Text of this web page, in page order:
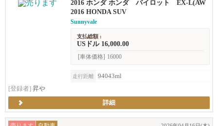
2016 ホンダ ホンダ パイロット EX-L(AW
D)
2016 HONDA SUV
Sunnyvale
支払総額 :
USドル 16,000.00
[車体価格] 16000
走行距離
94043ml
[登録者] 昇や
詳細